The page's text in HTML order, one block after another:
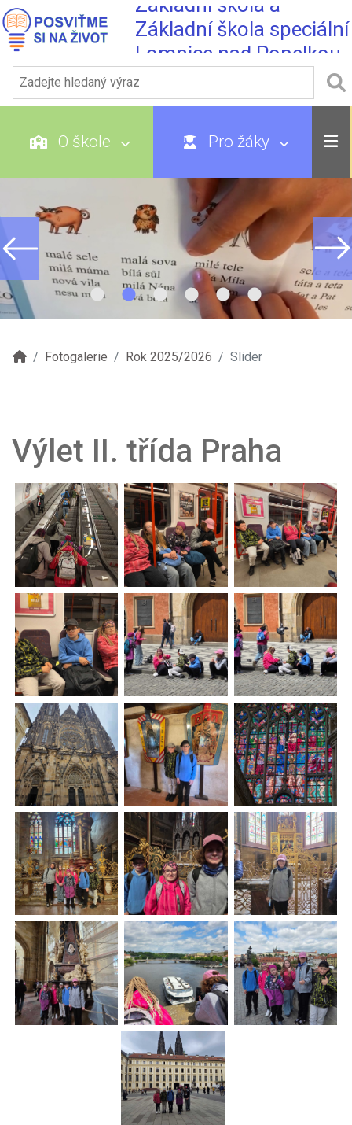
Základní škola a
Základní škola speciální
Lomnice nad Popelkou
O škole Pro žáky
Fotogalerie Rok 2025/2026 Slider
Výlet II. třída Praha